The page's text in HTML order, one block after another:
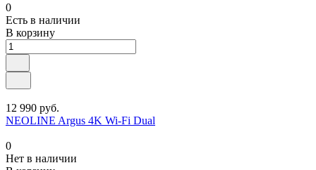
0
Есть в наличии
В корзину
12 990 руб.
NEOLINE Argus 4K Wi-Fi Dual
0
Нет в наличии